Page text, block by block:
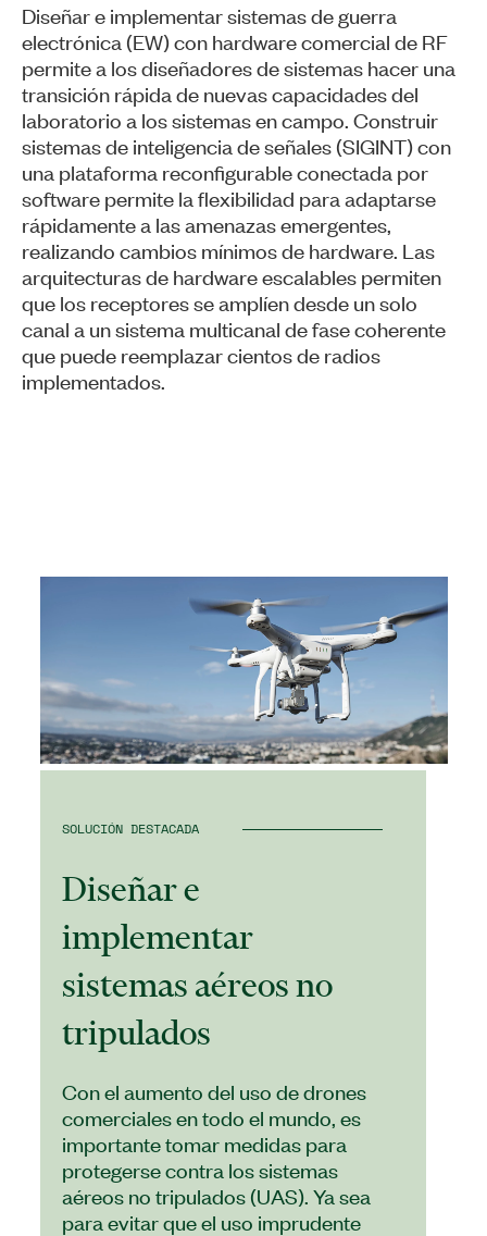
Diseñar e implementar sistemas de guerra
electrónica (EW) con hardware comercial de RF
permite a los diseñadores de sistemas hacer una
transición rápida de nuevas capacidades del
laboratorio a los sistemas en campo. Construir
sistemas de inteligencia de señales (SIGINT) con
una plataforma reconfigurable conectada por
software permite la flexibilidad para adaptarse
rápidamente a las amenazas emergentes,
realizando cambios mínimos de hardware. Las
arquitecturas de hardware escalables permiten
que los receptores se amplíen desde un solo
canal a un sistema multicanal de fase coherente
que puede reemplazar cientos de radios
implementados.
SOLUCIÓN DESTACADA
Diseñar e
implementar
sistemas aéreos no
tripulados
Con el aumento del uso de drones
comerciales en todo el mundo, es
importante tomar medidas para
protegerse contra los sistemas
aéreos no tripulados (UAS). Ya sea
para evitar que el uso imprudente